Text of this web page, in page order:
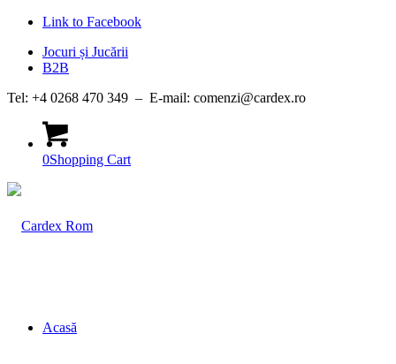
Link to Facebook
Jocuri și Jucării
B2B
Tel: +4 0268 470 349 – E-mail: comenzi@cardex.ro
0Shopping Cart
Acasă